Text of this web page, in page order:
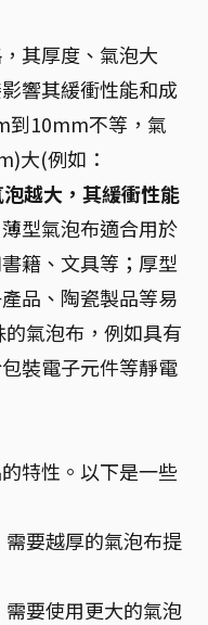
其厚度、氣泡大
響其緩衝性能和成
到10mm不等，氣
大(例如：
越大，其緩衝性能
薄型氣泡布適合用於
籍、文具等；厚型
品、陶瓷製品等易
氣泡布，例如具有
裝電子元件等靜電
特性。以下是一些
要越厚的氣泡布提
要使用更大的氣泡